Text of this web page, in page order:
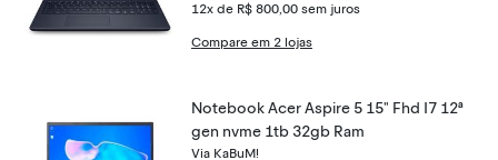
12x de R$ 800,00 sem juros
Compare em 2 lojas
Notebook Acer Aspire 5 15" Fhd I7 12ª
gen nvme 1tb 32gb Ram
Via KaBuM!